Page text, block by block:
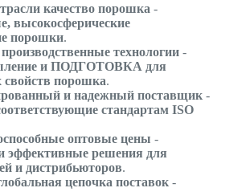
качество порошка -
высокосферические
порошки.
технологии-
и ПОДГОТОВКА для
свойств порошка.
и надежный поставщик-
стандартам ISO
оптовые цены -
эффективные решения для
и дистрибьюторов.
цепочка поставок-